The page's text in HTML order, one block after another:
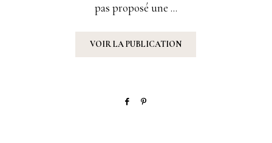
pas proposé une ...
VOIR LA PUBLICATION